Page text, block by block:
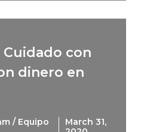
con
dinero en
/ Equipo
March 31,